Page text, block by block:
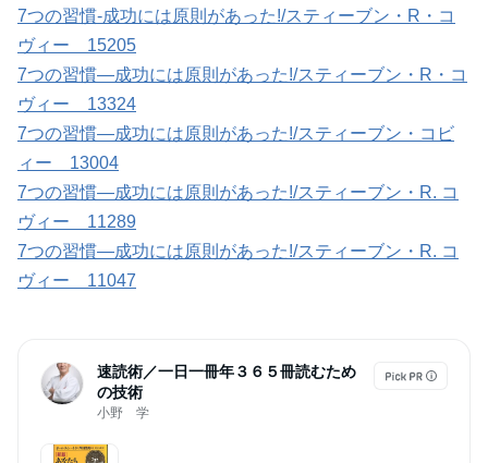
7つの習慣-成功には原則があった!/スティーブン・R・コ
ヴィー 15205
7つの習慣―成功には原則があった!/スティーブン・R・コ
ヴィー 13324
7つの習慣―成功には原則があった!/スティーブン・コビ
ィー 13004
7つの習慣―成功には原則があった!/スティーブン・R. コ
ヴィー 11289
7つの習慣―成功には原則があった!/スティーブン・R. コ
ヴィー 11047
速読術／一日一冊年３６５冊読むため
の技術
小野 学